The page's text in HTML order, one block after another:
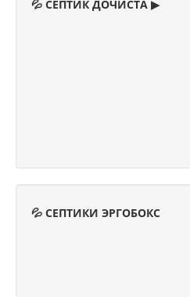
💦 СЕПТИК ДОЧИСТА ▶
💦 СЕПТИКИ ЭРГОБОКС